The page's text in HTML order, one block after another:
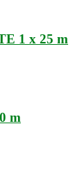
1 x 25 m
m